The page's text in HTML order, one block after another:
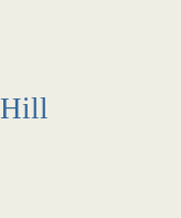
Hill